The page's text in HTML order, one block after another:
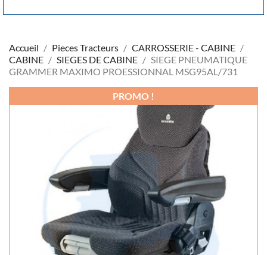
Accueil Pieces Tracteurs
CARROSSERIE - CABINE
CABINE
SIEGES DE CABINE
SIEGE PNEUMATIQUE
GRAMMER MAXIMO PROESSIONNAL MSG95AL/731
PROMO !